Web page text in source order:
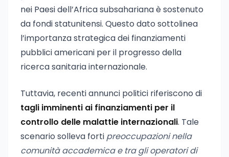
nei Paesi dell’Africa subsahariana è sostenuto
da fondi statunitensi. Questo dato sottolinea
l’importanza strategica dei finanziamenti
pubblici americani per il progresso della
ricerca sanitaria internazionale.
Tuttavia, recenti annunci politici riferiscono di
tagli imminenti ai finanziamenti per il
controllo delle malattie internazionali. Tale
scenario solleva forti preoccupazioni nella
comunità accademica e tra gli operatori di